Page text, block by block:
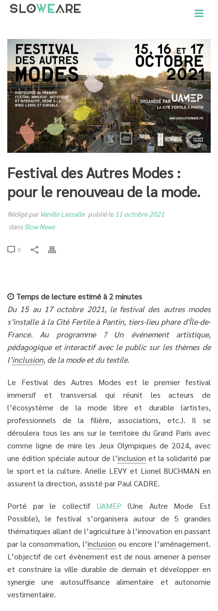
Festival des Autres Modes :
pour le renouveau de la mode.
Rédigé parVanille Lassalle publié le 11 octobre 2021
dansSlow News
0
Temps de lecture estimé à 2 minutes
Du 15 au 17 octobre 2021, le festival des autres modes
s’installe à la Cité Fertile à Pantin, tiers-lieu phare d'Île-de-
France. Au programme ? Un événement artistique,
pédagogique et interactif avec le public sur les thèmes de
l’inclusion, de la mode et du textile.
Le Festival des Autres Modes est le premier festival
immersif et transversal qui réunit les acteurs de
l’écosystème de la mode libre et durable (artistes,
professionnels de la filière, associations, etc.). Il se
déroulera tous les ans sur le territoire du Grand Paris avec
comme ligne de mire les Jeux Olympiques de 2024, avec
une édition spéciale autour de l’inclusion et la solidarité par
le sport et la culture. Arielle LEVY et Lionel BUCHMAN en
assurent la direction, assisté par Paul CADRE.
Porté par le collectif ​​ UAMEP (Une Autre Mode Est
Possible), le festival s’organisera autour de 5 grandes
thématiques allant de l’agriculture à l’innovation en passant
par la consommation, l’inclusion ou encore l’aménagement.
L’objectif de cet évènement est de nous amener à penser
et construire la ville durable de demain et développer en
synergie une autosuffisance alimentaire et autonomie
vestimentaire.